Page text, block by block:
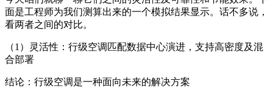
面是工程师为我们测算出来的一个模拟结果显示。话不多说，
看两者之间的对比。
（1）灵活性：行级空调匹配数据中心演进，支持高密度及混
合部署
结论：行级空调是一种面向未来的解决方案